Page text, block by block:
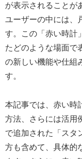
が表示されることが
ユーザーの中には、
す。この「赤い時計
たどのような場面で
の新しい機能や仕組
す。
本記事では、赤い時
方法、さらには活用
で追加された「スタ
方も含めて、具体的